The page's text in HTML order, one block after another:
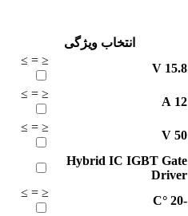
انتخاب ویژگی
15.8
V
≤
=
≥
12
A
≤
=
≥
50
V
≤
=
≥
Hybrid IC IGBT Gate
Driver
-20
°C
≤
=
≥